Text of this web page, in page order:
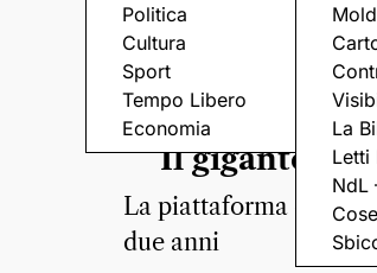
Politica
Cultura
Sport
Tempo Libero
Economia
La
Letti
NdL
Il gigante
La piattaforma
due anni